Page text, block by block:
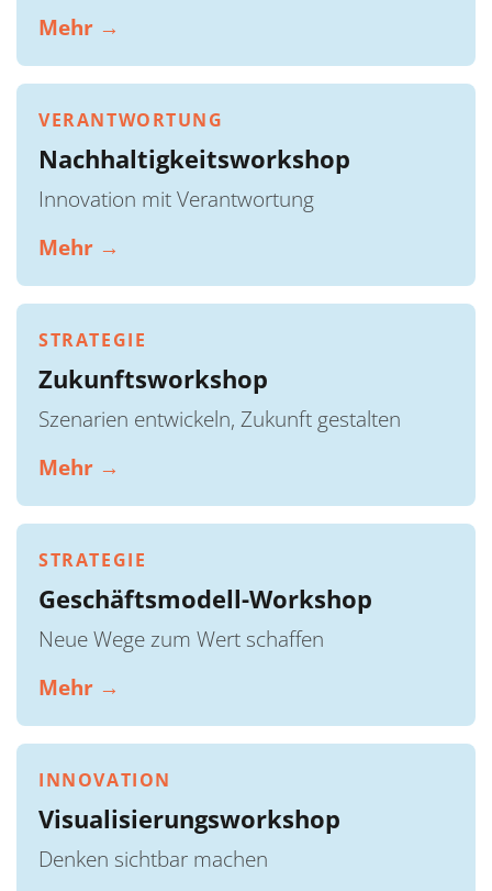
Mehr →
VERANTWORTUNG
Nachhaltigkeitsworkshop
Innovation mit Verantwortung
Mehr →
STRATEGIE
Zukunftsworkshop
Szenarien entwickeln, Zukunft gestalten
Mehr →
STRATEGIE
Geschäftsmodell-Workshop
Neue Wege zum Wert schaffen
Mehr →
INNOVATION
Visualisierungsworkshop
Denken sichtbar machen